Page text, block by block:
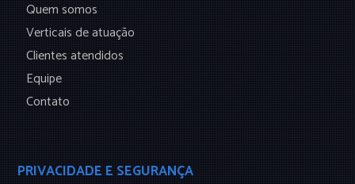
Quem somos
Verticais de atuação
Clientes atendidos
Equipe
Contato
PRIVACIDADE E SEGURANÇA